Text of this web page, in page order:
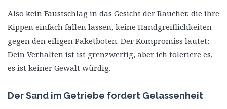
Also kein Faustschlag in das Gesicht der Raucher, die ihre
Kippen einfach fallen lassen, keine Handgreiflichkeiten
gegen den eiligen Paketboten. Der Kompromiss lautet:
Dein Verhalten ist ist grenzwertig, aber ich toleriere es,
es ist keiner Gewalt würdig.
Der Sand im Getriebe fordert Gelassenheit